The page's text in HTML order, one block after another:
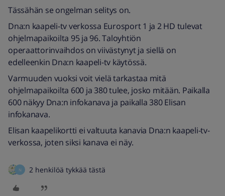
Tässähän se ongelman selitys on.
Dna:n kaapeli-tv verkossa Eurosport 1 ja 2 HD tulevat
ohjelmapaikoilta 95 ja 96. Taloyhtiön
operaattorinvaihdos on viivästynyt ja siellä on
edelleenkin Dna:n kaapeli-tv käytössä.
Varmuuden vuoksi voit vielä tarkastaa mitä
ohjelmapaikoilta 600 ja 380 tulee, josko mitään. Paikalla
600 näkyy Dna:n infokanava ja paikalla 380 Elisan
infokanava.
Elisan kaapelikortti ei valtuuta kanavia Dna:n kaapeli-tv-
verkossa, joten siksi kanava ei näy.
N 2 henkilöä tykkää tästä